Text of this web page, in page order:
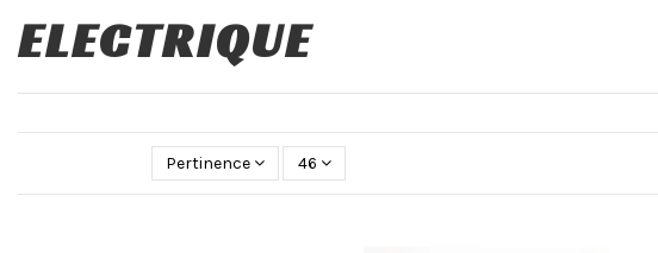
ELECTRIQUE
Pertinence 46